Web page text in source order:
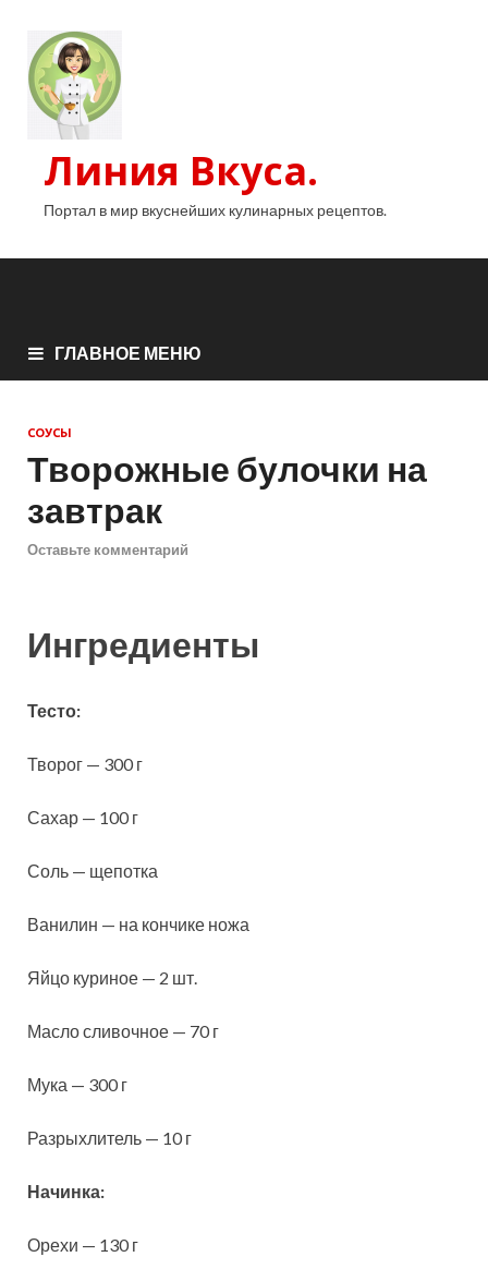
Линия Вкуса.
Портал в мир вкуснейших кулинарных рецептов.
ГЛАВНОЕ МЕНЮ
СОУСЫ
Творожные булочки на
завтрак
Оставьте комментарий
Ингредиенты
Тесто:
Творог — 300 г
Сахар — 100 г
Соль — щепотка
Ванилин — на кончике ножа
Яйцо куриное — 2 шт.
Масло сливочное — 70 г
Мука — 300 г
Разрыхлитель — 10 г
Начинка:
Орехи — 130 г